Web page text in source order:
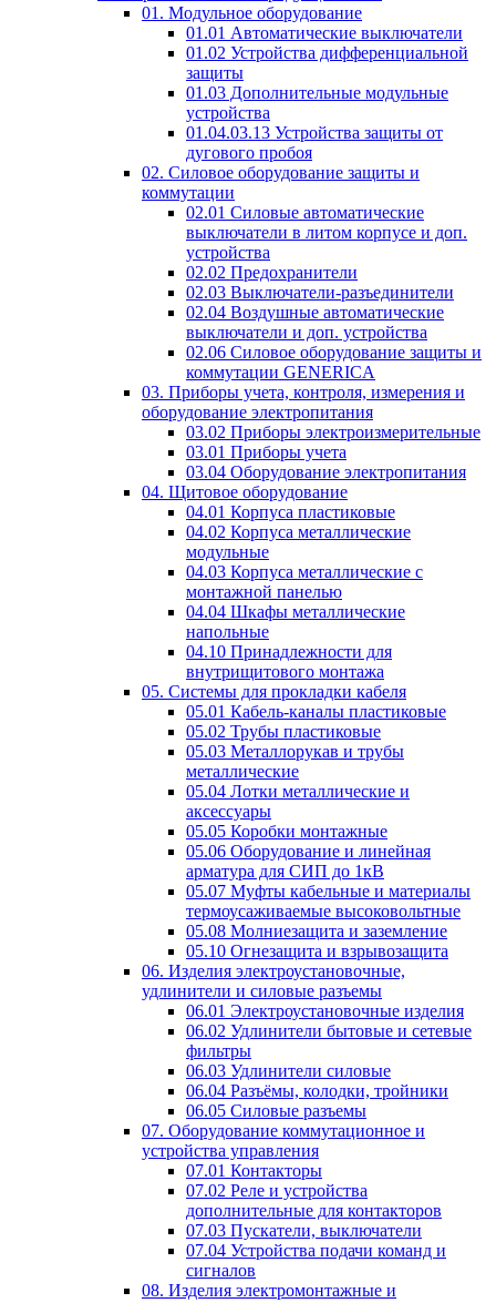
01. Модульное оборудование
01.01 Автоматические выключатели
01.02 Устройства дифференциальной
защиты
01.03 Дополнительные модульные
устройства
01.04.03.13 Устройства защиты от
дугового пробоя
02. Силовое оборудование защиты и
коммутации
02.01 Силовые автоматические
выключатели в литом корпусе и доп.
устройства
02.02 Предохранители
02.03 Выключатели-разъединители
02.04 Воздушные автоматические
выключатели и доп. устройства
02.06 Силовое оборудование защиты и
коммутации GENERICA
03. Приборы учета, контроля, измерения и
оборудование электропитания
03.02 Приборы электроизмерительные
03.01 Приборы учета
03.04 Оборудование электропитания
04. Щитовое оборудование
04.01 Корпуса пластиковые
04.02 Корпуса металлические
модульные
04.03 Корпуса металлические с
монтажной панелью
04.04 Шкафы металлические
напольные
04.10 Принадлежности для
внутрищитового монтажа
05. Системы для прокладки кабеля
05.01 Кабель-каналы пластиковые
05.02 Трубы пластиковые
05.03 Металлорукав и трубы
металлические
05.04 Лотки металлические и
аксессуары
05.05 Коробки монтажные
05.06 Оборудование и линейная
арматура для СИП до 1кВ
05.07 Муфты кабельные и материалы
термоусаживаемые высоковольтные
05.08 Молниезащита и заземление
05.10 Огнезащита и взрывозащита
06. Изделия электроустановочные,
удлинители и силовые разъемы
06.01 Электроустановочные изделия
06.02 Удлинители бытовые и сетевые
фильтры
06.03 Удлинители силовые
06.04 Разъёмы, колодки, тройники
06.05 Силовые разъемы
07. Оборудование коммутационное и
устройства управления
07.01 Контакторы
07.02 Реле и устройства
дополнительные для контакторов
07.03 Пускатели, выключатели
07.04 Устройства подачи команд и
сигналов
08. Изделия электромонтажные и